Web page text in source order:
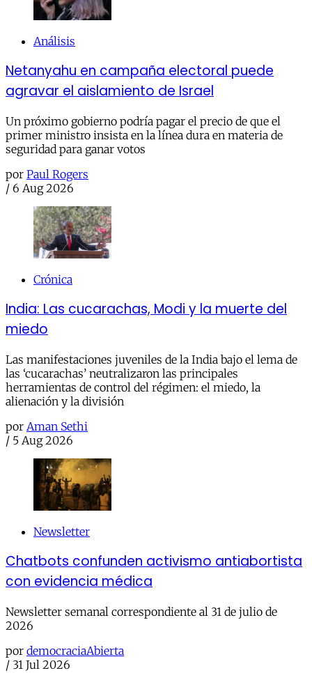
Análisis
Netanyahu en campaña electoral puede
agravar el aislamiento de Israel
Un próximo gobierno podría pagar el precio de que el
primer ministro insista en la línea dura en materia de
seguridad para ganar votos
por Paul Rogers
/ 6 Aug 2026
Crónica
India: Las cucarachas, Modi y la muerte del
miedo
Las manifestaciones juveniles de la India bajo el lema de
las ‘cucarachas’ neutralizaron las principales
herramientas de control del régimen: el miedo, la
alienación y la división
por Aman Sethi
/ 5 Aug 2026
Newsletter
Chatbots confunden activismo antiabortista
con evidencia médica
Newsletter semanal correspondiente al 31 de julio de
2026
por democraciaAbierta
/ 31 Jul 2026